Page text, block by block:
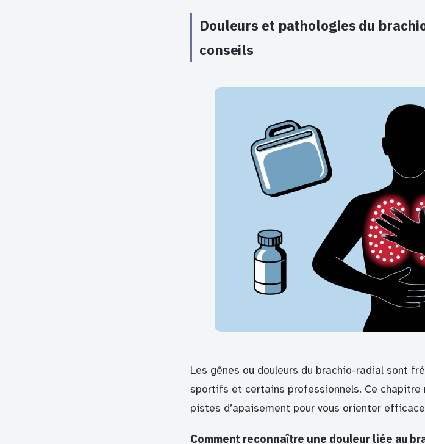
Douleurs et pathologies du
conseils
Les gênes ou douleurs du brachio-radial sont
sportifs et certains professionnels. Ce chapitre
pistes d’apaisement pour vous orienter
Comment reconnaître une douleur liée au